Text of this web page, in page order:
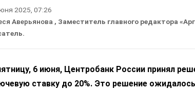
2025, 07:26
Аверьянова , Заместитель главного редактора
6 июня, Центробанк России принял
ставку до 20%. Это решение